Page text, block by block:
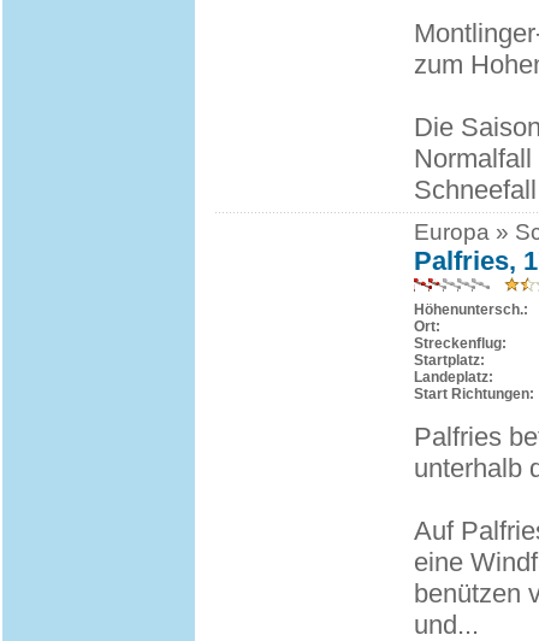
zum
Die
Europa »
Palfries,
Höhenuntersch.:
Ort:
Streckenflug:
Startplatz:
Landeplatz:
Start Richtungen:
Palfries
unterhalb
Auf
eine
benützen
und...